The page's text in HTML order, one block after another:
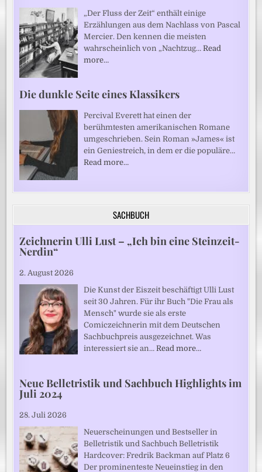
„Der Fluss der Zeit“ enthält einige
Erzählungen aus dem Nachlass von Pascal
Mercier. Den kennen die meisten
wahrscheinlich von „Nachtzug…Read
more…
Die dunkle Seite eines Klassikers
Percival Everett hat einen der
berühmtesten amerikanischen Romane
umgeschrieben. Sein Roman »James« ist
ein Geniestreich, in dem er die populäre…
Read more…
SACHBUCH
Zeichnerin Ulli Lust – „Ich bin eine Steinzeit-
Nerdin“
2. August 2026
Die Kunst der Eiszeit beschäftigt Ulli Lust
seit 30 Jahren. Für ihr Buch "Die Frau als
Mensch" wurde sie als erste
Comiczeichnerin mit dem Deutschen
Sachbuchpreis ausgezeichnet. Was
interessiert sie an…Read more…
Neue Belletristik und Sachbuch Highlights im
Juli 2024
28. Juli 2026
Neuerscheinungen und Bestseller in
Belletristik und Sachbuch Belletristik
Hardcover: Fredrik Backman auf Platz 6
Der prominenteste Neueinstieg in den